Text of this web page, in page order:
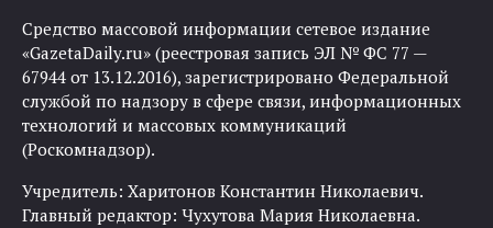
Средство массовой информации сетевое издание
«GazetaDaily.ru» (реестровая запись ЭЛ № ФС 77 —
67944 от 13.12.2016), зарегистрировано Федеральной
службой по надзору в сфере связи, информационных
технологий и массовых коммуникаций
(Роскомнадзор).
Учредитель: Харитонов Константин Николаевич.
Главный редактор: Чухутова Мария Николаевна.